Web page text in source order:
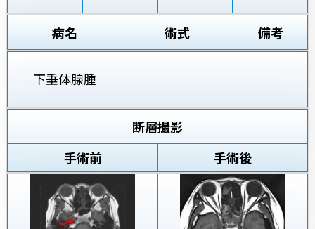
病名 術式 備考
下垂体腺腫
断層撮影
手術前
手術後